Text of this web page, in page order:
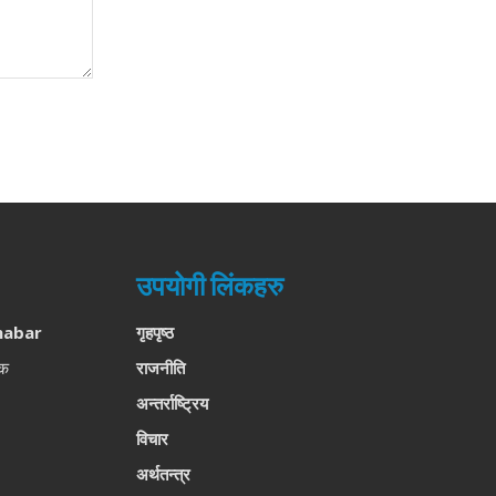
उपयोगी लिंकहरु
गृहपृष्ठ
राजनीति
अन्तर्राष्ट्रिय
विचार
अर्थतन्त्र